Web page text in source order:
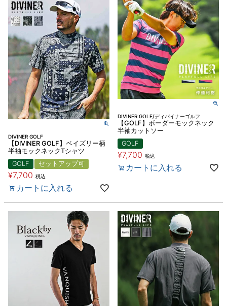
DIVINER GOLF
【DIVINER GOLF】ペイズリー柄
半袖モックネックTシャツ
GOLF
セットアップ可
¥7,700 税込
カートに入れる
DIVINER GOLF/ディバイナーゴルフ
【GOLF】ボーダーモックネック
半袖カットソー
GOLF
¥7,700 税込
カートに入れる